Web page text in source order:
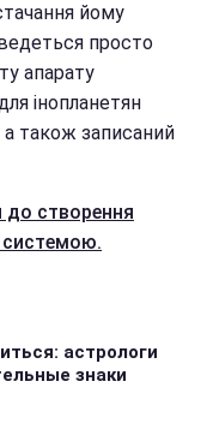
йому
просто
апарату
інопланетян
а також записаний
до створення
астрологи
знаки